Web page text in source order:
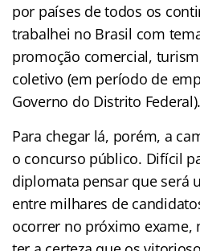
por países de todos os
trabalhei no Brasil com
promoção comercial,
coletivo (em período de
Governo do Distrito Federal).
Para chegar lá, porém, a
o concurso público. Difícil
diplomata pensar que será
entre milhares de
ocorrer no próximo exame,